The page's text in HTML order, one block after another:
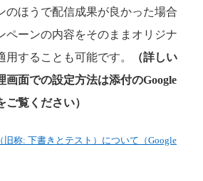
のほうで配信成果が良かった場合
ペーンの内容をそのままオリジナ
用することも可能です。
（詳しい
画面での設定方法は添付のGoogle
覧ください）
旧称: 下書きとテスト）について（Google